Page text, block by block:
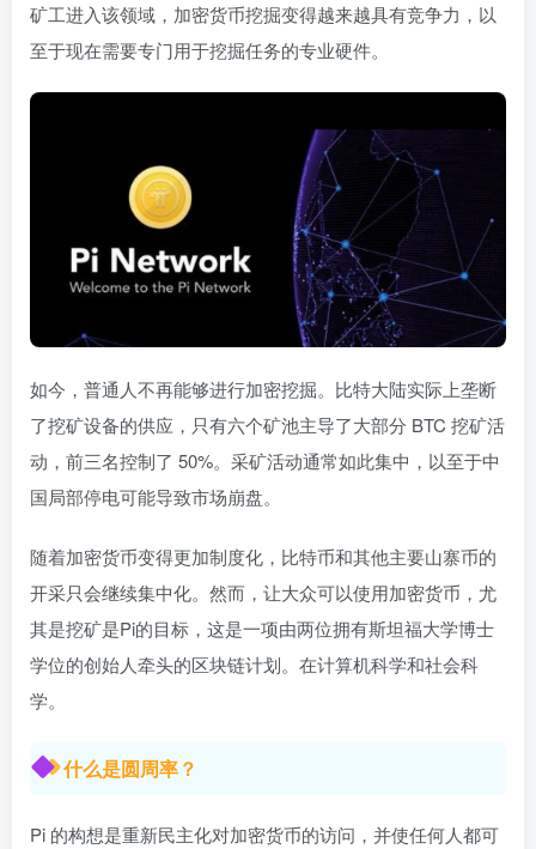
矿工进入该领域，加密货币挖掘变得越来越具有竞争力，以
至于现在需要专门用于挖掘任务的专业硬件。
如今，普通人不再能够进行加密挖掘。比特大陆实际上垄断
了挖矿设备的供应，只有六个矿池主导了大部分 BTC 挖矿活
动，前三名控制了 50%。采矿活动通常如此集中，以至于中
国局部停电可能导致市场崩盘。
随着加密货币变得更加制度化，比特币和其他主要山寨币的
开采只会继续集中化。然而，让大众可以使用加密货币，尤
其是挖矿是Pi的目标，这是一项由两位拥有斯坦福大学博士
学位的创始人牵头的区块链计划。在计算机科学和社会科
学。
什么是圆周率？
Pi 的构想是重新民主化对加密货币的访问，并使任何人都可